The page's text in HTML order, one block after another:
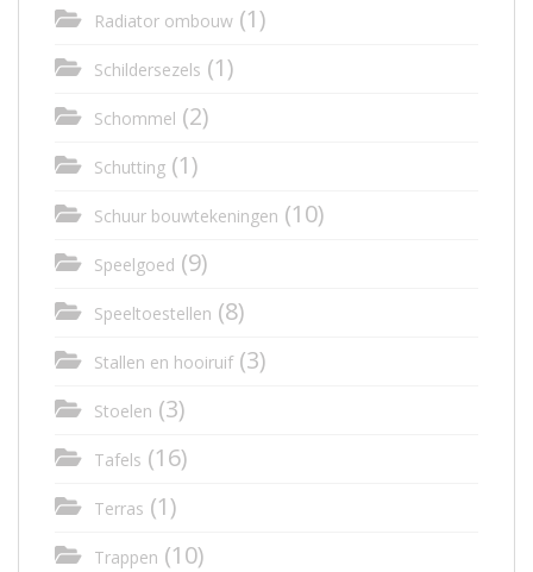
Radiator ombouw (1)
Schildersezels (1)
Schommel (2)
Schutting (1)
Schuur bouwtekeningen (10)
Speelgoed (9)
Speeltoestellen (8)
Stallen en hooiruif(3)
Stoelen (3)
Tafels (16)
Terras (1)
Trappen (10)